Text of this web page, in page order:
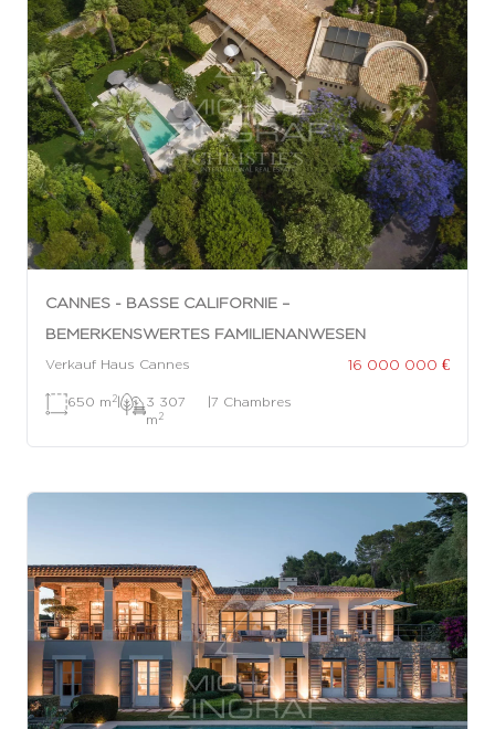
CANNES - BASSE CALIFORNIE –
BEMERKENSWERTES FAMILIENANWESEN
Verkauf Haus Cannes 16 000 000 €
650 m 2|
3 307
m 2
|7 Chambres